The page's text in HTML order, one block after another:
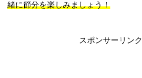
緒に節分を楽しみましょう！
スポンサーリンク